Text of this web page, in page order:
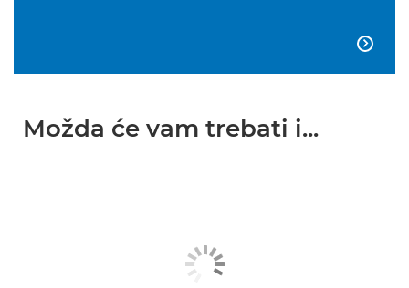

Možda će vam trebati i...